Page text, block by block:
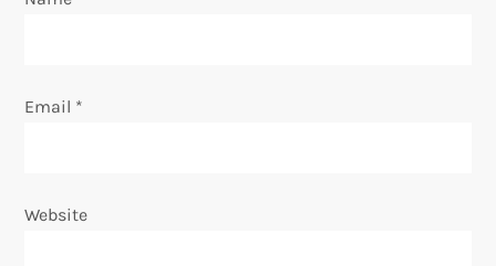
n
Email *
Website